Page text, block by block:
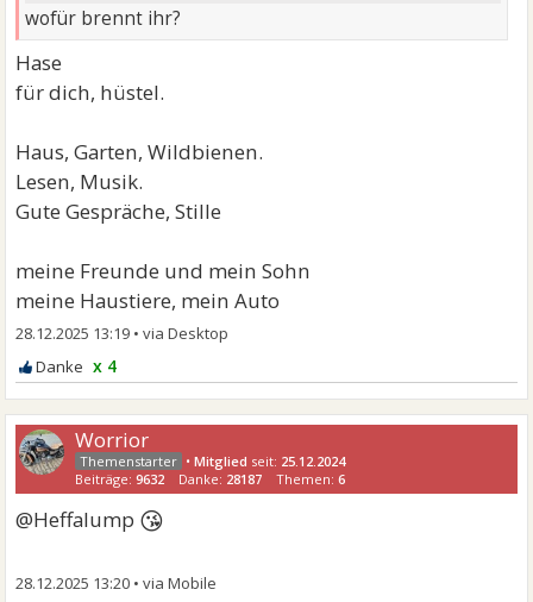
wofür brennt ihr?
Hase
für dich, hüstel.
Haus, Garten, Wildbienen.
Lesen, Musik.
Gute Gespräche, Stille
meine Freunde und mein Sohn
meine Haustiere, mein Auto
28.12.2025 13:19 •
x 4
Worrior
•Mitglied seit: 25.12.2024
Beiträge:9632 Danke: 28187 Themen:6
@Heffalump 😘
28.12.2025 13:20 •